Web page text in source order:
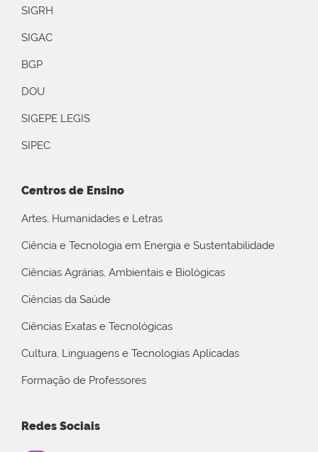
SIGRH
SIGAC
BGP
DOU
SIGEPE LEGIS
SIPEC
Centros de Ensino
Artes, Humanidades e Letras
Ciência e Tecnologia em Energia e Sustentabilidade
Ciências Agrárias, Ambientais e Biológicas
Ciências da Saúde
Ciências Exatas e Tecnológicas
Cultura, Linguagens e Tecnologias Aplicadas
Formação de Professores
Redes Sociais